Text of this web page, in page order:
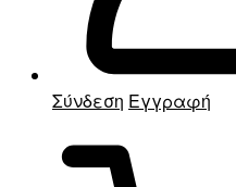
Σύνδεση Εγγραφή